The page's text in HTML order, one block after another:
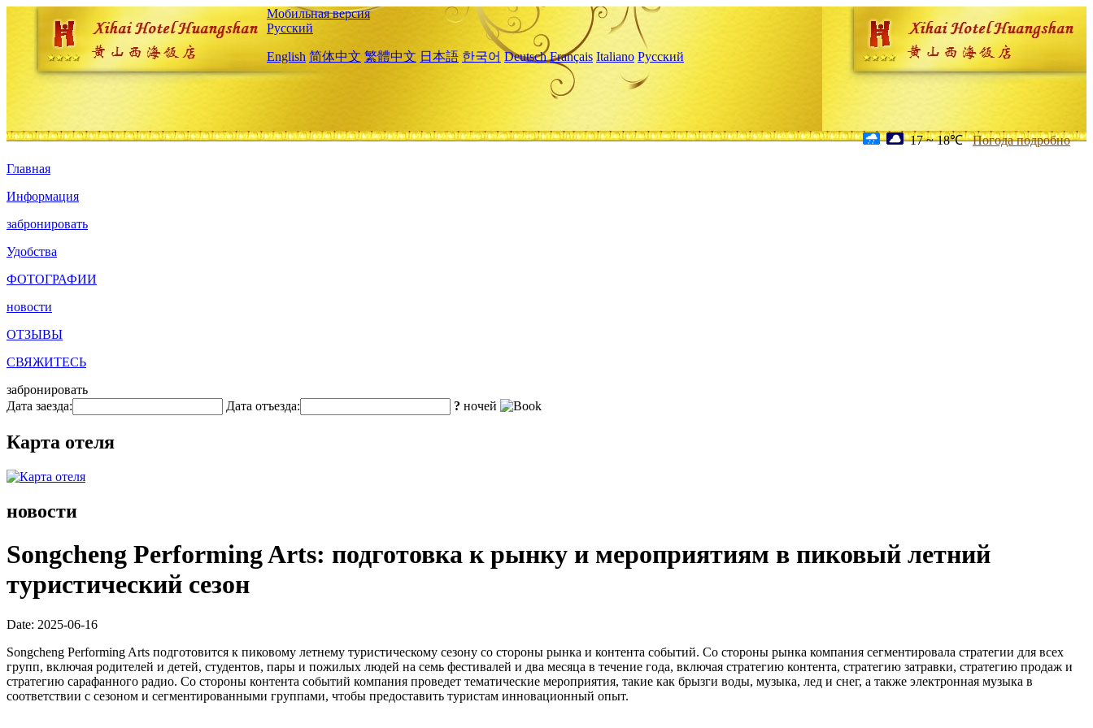
Мобильная версия
Русский
English 简体中文 繁體中文 日本語 한국어 Deutsch Français Italiano Русский
17 ~ 18℃ Погода подробно
Главная
Информация
забронировать
Удобства
ФОТОГРАФИИ
новости
ОТЗЫВЫ
СВЯЖИТЕСЬ
забронировать
Дата заезда:
Дата отъезда: ? ночей
Карта отеля
новости
Songcheng Performing Arts: подготовка к рынку и мероприятиям в пиковый летний
туристический сезон
Date: 2025-06-16
Songcheng Performing Arts подготовится к пиковому летнему туристическому сезону со стороны рынка и контента событий. Со стороны рынка компания сегментировала стратегии для всех
групп, включая родителей и детей, студентов, пары и пожилых людей на семь фестивалей и два месяца в течение года, включая стратегию контента, стратегию затравки, стратегию продаж и
стратегию сарафанного радио. Со стороны контента событий компания проведет тематические мероприятия, такие как брызги воды, музыка, лед и снег, а также электронная музыка в
соответствии с сезоном и сегментированными группами, чтобы предоставить туристам инновационный опыт.